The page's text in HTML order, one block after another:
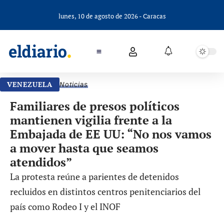
lunes, 10 de agosto de 2026 - Caracas
VENEZUELA Noticias
Familiares de presos políticos
mantienen vigilia frente a la
Embajada de EE UU: “No nos vamos
a mover hasta que seamos
atendidos”
La protesta reúne a parientes de detenidos
recluidos en distintos centros penitenciarios del
país como Rodeo I y el INOF